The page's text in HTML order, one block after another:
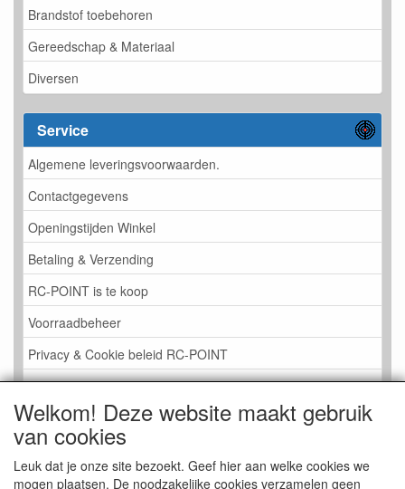
Brandstof toebehoren
Gereedschap & Materiaal
Diversen
Service
Algemene leveringsvoorwaarden.
Contactgegevens
Openingstijden Winkel
Betaling & Verzending
RC-POINT is te koop
Voorraadbeheer
Privacy & Cookie beleid RC-POINT
LINK PAGINA
Gastenboek RC-POINT
Kijkje in de Winkel
Welkom! Deze website maakt gebruik
van cookies
Leuk dat je onze site bezoekt. Geef hier aan welke cookies we
mogen plaatsen. De noodzakelijke cookies verzamelen geen